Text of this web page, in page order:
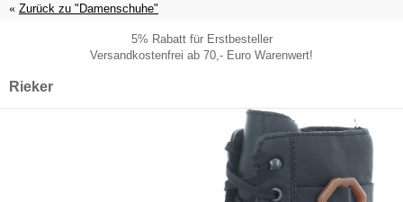
Zurück zu "Damenschuhe"
5% Rabatt für Erstbesteller
Versandkostenfrei ab 70,- Euro Warenwert!
Rieker